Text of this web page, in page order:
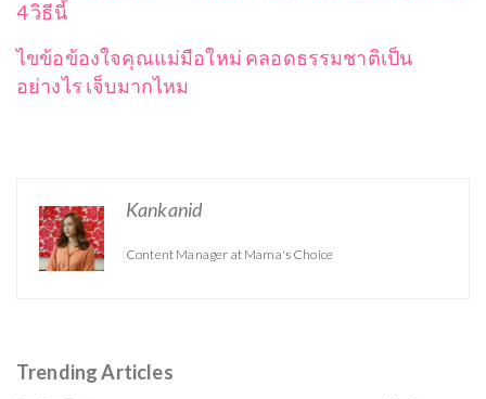
4 วิธีนี้
ไขข้อข้องใจคุณแม่มือใหม่ คลอดธรรมชาติเป็น
อย่างไร เจ็บมากไหม
Kankanid
Content Manager at Mama's Choice
Trending Articles